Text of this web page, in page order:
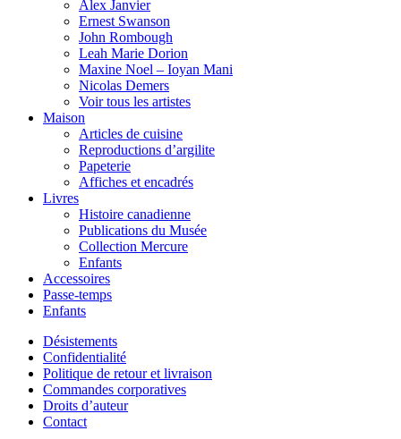
Alex Janvier
Ernest Swanson
John Rombough
Leah Marie Dorion
Maxine Noel – Ioyan Mani
Nicolas Demers
Voir tous les artistes
Maison
Articles de cuisine
Reproductions d’argilite
Papeterie
Affiches et encadrés
Livres
Histoire canadienne
Publications du Musée
Collection Mercure
Enfants
Accessoires
Passe-temps
Enfants
Désistements
Confidentialité
Politique de retour et livraison
Commandes corporatives
Droits d’auteur
Contact